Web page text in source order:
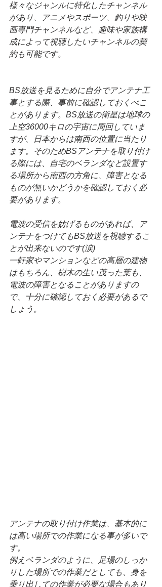
様々なジャンルに特化したチャンネル
があり、アニメやスポーツ、釣りや映
画専門チャンネルなど、趣味や家族構
成によって視聴したいチャンネルの契
約も可能です。
BS放送を見るために自分でアンテナ工
事とする際、事前に確認しておくべこ
とがあります。BS放送の衛星は地球の
上空36000キロの宇宙に周回していま
すが、日本からは南西の位置に当たり
ます。そのためBSアンテナを取り付け
る際には、自宅のベランダなど設置す
る場所から南西の方角に、障害となる
ものが無いかどうかを確認しておく必
要があります。
電波の受信を妨げるものがあれば、ア
ンテナをつけてもBS放送を視聴するこ
とが出来ないのです(涙)
一軒家やマンションなどの高層の建物
はもちろん、樹木の生い茂った葉も、
電波の障害となることがありますの
で、十分に確認しておく必要があるで
しょう。
アンテナの取り付け作業は、基本的に
は高い場所での作業になる事が多いで
す。
例えベランダのように、足場のしっか
りした場所での作業だとしても、身を
乗り出しての作業が必要な場合もあり